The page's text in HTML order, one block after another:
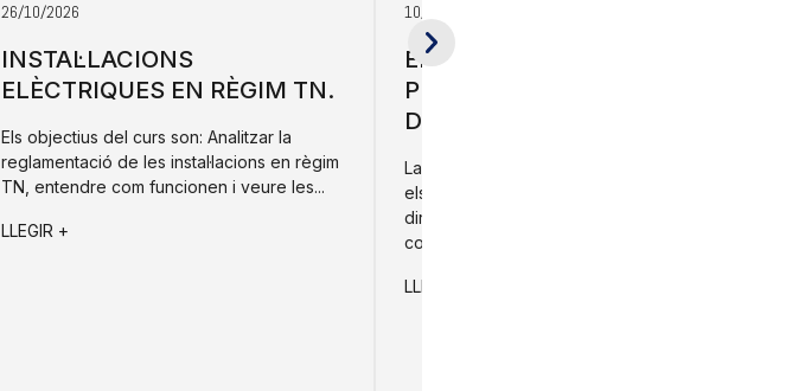
26/10/2026
INSTAL·LACIONS
ELÈCTRIQUES EN RÈGIM TN.
Els objectius del curs son: Analitzar la
reglamentació de les instal·lacions en règim
TN, entendre com funcionen i veure les...
LLEGIR +
10/12/2026
EL TEU PRIMER AGENT D’IA
PER A FINANCES I CONTROL
DE GESTIÓ
La intel·ligència artificial està transformant
els departaments financers. Controllers,
directors financers i responsables de
control de gestió reben pressió creixent...
LLEGIR +